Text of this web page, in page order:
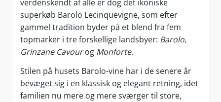
verdenskendt af alle er dog det ikoniske
superkøb Barolo Lecinquevigne, som efter
gammel tradition byder på et blend fra fem
topmarker i tre forskellige landsbyer: Barolo,
Grinzane Cavourog Monforte.
Stilen på husets Barolo-vine har i de senere år
bevæget sig i en klassisk og elegant retning, idet
familien nu mere og mere sværger til store,